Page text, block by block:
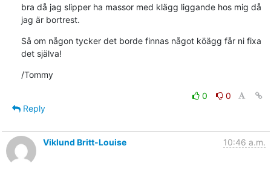
bra då jag slipper ha massor med klägg liggande hos mig då
jag är bortrest.
Så om någon tycker det borde finnas något köägg får ni fixa
det själva!
/Tommy
0
0
Reply
Viklund Britt-Louise 10:46 a.m.